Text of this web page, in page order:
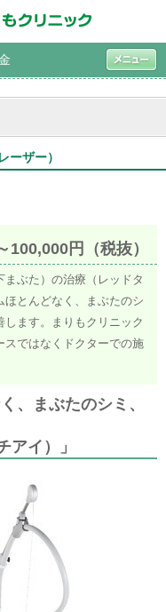
ザー）
100,000円（税抜）
ぶた）の治療（レッドタ
ほとんどなく、まぶたのシ
します。まりもクリニック
スではなくドクターでの施
、まぶたのシミ、
アイ）」